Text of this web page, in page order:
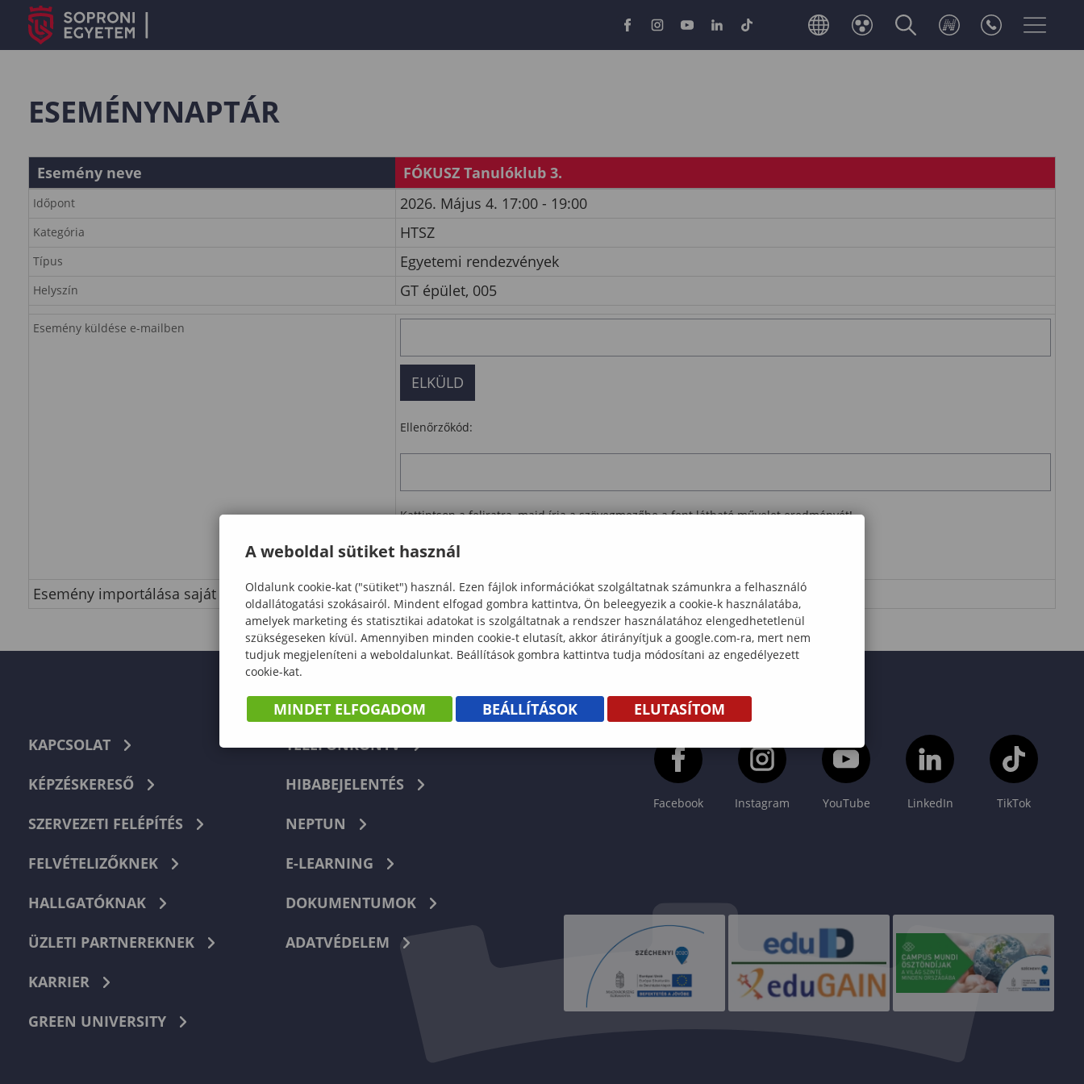
ESEMÉNYNAPTÁR
Esemény neve FÓKUSZ Tanulóklub 3.
Időpont 2026. Május 4. 17:00 - 19:00
Kategória HTSZ
Típus Egyetemi rendezvények
Helyszín GT épület, 005
Esemény küldése e-mailben
Ellenőrzőkód:
Kattintson a feliratra, majd írja a szövegmezőbe a fent látható művelet eredményét!
Ellenőrzés
Esemény importálása saját naptárba
letöltés
KAPCSOLAT
KÉPZÉSKERESŐ
SZERVEZETI FELÉPÍTÉS
FELVÉTELIZŐKNEK
HALLGATÓKNAK
ÜZLETI PARTNEREKNEK
KARRIER
GREEN UNIVERSITY
TELEFONKÖNYV
HIBABEJELENTÉS
NEPTUN
E-LEARNING
DOKUMENTUMOK
ADATVÉDELEM
Facebook Instagram YouTube LinkedIn TikTok
A weboldal sütiket használ
Oldalunk cookie-kat ("sütiket") használ. Ezen fájlok információkat szolgáltatnak számunkra a felhasználó
oldallátogatási szokásairól. Mindent elfogad gombra kattintva, Ön beleegyezik a cookie-k használatába,
amelyek marketing és statisztikai adatokat is szolgáltatnak a rendszer használatához elengedhetetlenül
szükségeseken kívül. Amennyiben minden cookie-t elutasít, akkor átirányítjuk a google.com-ra, mert nem
tudjuk megjeleníteni a weboldalunkat. Beállítások gombra kattintva tudja módosítani az engedélyezett
cookie-kat.
MINDET ELFOGADOM BEÁLLÍTÁSOK ELUTASÍTOM